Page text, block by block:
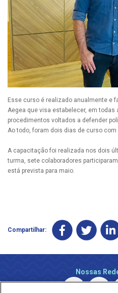
Esse curso é realizado anualmente e
Aegea que visa estabelecer, em
procedimentos voltados a defender
Ao todo, foram dois dias de curso com
A capacitação foi realizada nos dois
turma, sete colaboradores
está prevista para maio.
Compartilhar:
Nossas